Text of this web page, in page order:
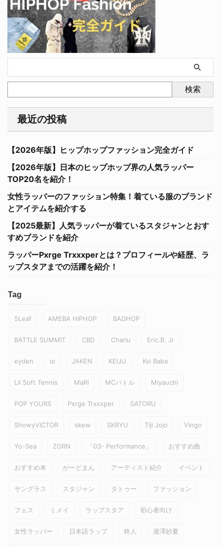
検索
最近の投稿
【2026年版】ヒップホップファッション完全ガイド
【2026年版】日本のヒップホップ界の人気ラッパー
TOP20名を紹介！
女性ラッパーのファッション特集！着ている服のブランド
とアイテムを紹介する
【2025最新】人気ラッパーが着ているスタジャンとおす
すめブランドを紹介
ラッパーPxrge Trxxxperとは？プロフィールや経歴、ラ
ップスタアまでの活躍を紹介！
Tag
5Leaf AMEBA HIPHOP BADHOP
BATTLE SUMMIT CBD Charlu Eric.B. Jr
eyden io JAKEN KEIJU Kvi Baba
Lil Soft Tennis MaRI MCバトル Miyauchi
POP YOURS Pxrge Trxxxper SATORU
ShowyVICTOR skew SKRYU Tiji Jojo Vingo
Yo-Sea ZORN 「03- Performance」 おすすめ曲
おすすめ本 がーどまん アーティスト紹介 イベント
サングラス スタジャン タトゥー ファッション
フェス ミメイ ラップスタア 初心者向け
女性ラッパー 日本語ラップ 柊人 瀧澤紗夏